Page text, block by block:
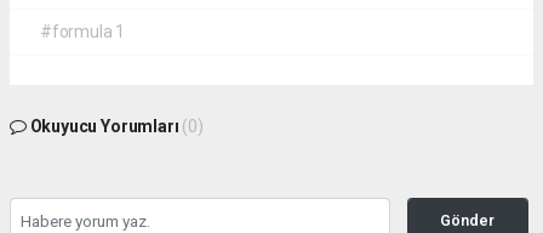
#formula 1
Okuyucu Yorumları (0)
Gönder